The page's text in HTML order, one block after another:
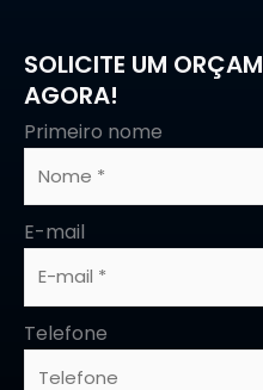
SOLICITE UM
AGORA!
Primeiro nome
E-mail
Telefone